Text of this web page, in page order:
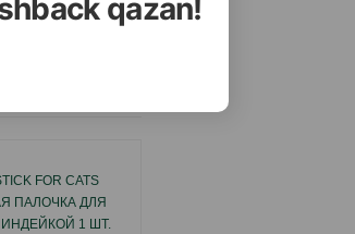
qazan!
FOR CATS
ПАЛОЧКА ДЛЯ
1 ШТ.